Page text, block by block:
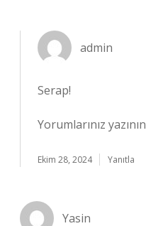
admin
Serap!
Yorumlarınız yazının
Ekim 28, 2024 Yanıtla
Yasin